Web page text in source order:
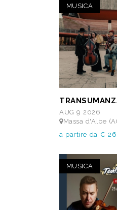
MUSICA
AUG 9 2026
Massa d'Albe (AQ) , in caso di maltempo
a partire da €
MUSICA